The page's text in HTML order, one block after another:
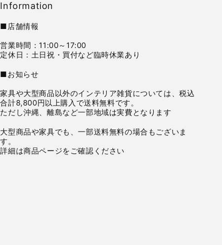
Information
■店舗情報
営業時間：11:00～17:00
定休日：土日祝・買付など臨時休業あり
■お知らせ
家具や大型商品以外のインテリア雑貨については、税込
合計8,800円以上購入で送料無料です。
ただし沖縄、離島など一部地域は実費となります
大型商品や家具でも、一部送料無料の場合もございま
す。
詳細は商品ページをご確認ください